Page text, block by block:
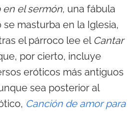
en el sermón, una fábula
masturba en la Iglesia,
el párroco lee el Cantar
por cierto, incluye
eróticos más antiguos
sea posterior al
Canción de amor para